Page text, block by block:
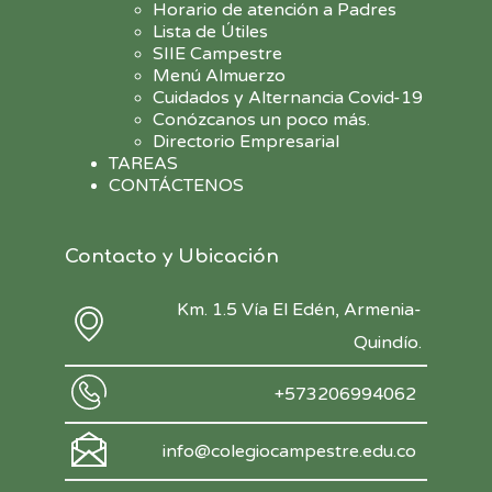
Horario de atención a Padres
Lista de Útiles
SIIE Campestre
Menú Almuerzo
Cuidados y Alternancia Covid-19
Conózcanos un poco más.
Directorio Empresarial
TAREAS
CONTÁCTENOS
Contacto y Ubicación
Km. 1.5 Vía El Edén, Armenia-
Quindío.
+573206994062
info@colegiocampestre.edu.co